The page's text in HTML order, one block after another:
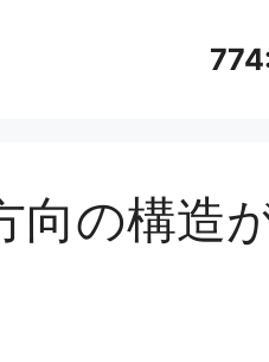
向の構造